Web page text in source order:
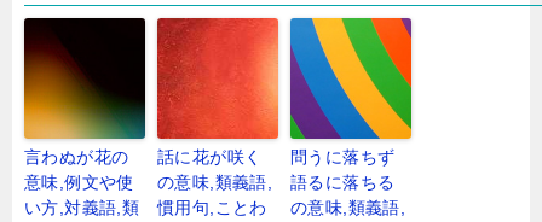
言わぬが花の
意味,例文や使
い方,対義語,類
話に花が咲く
の意味,類義語,
慣用句,ことわ
問うに落ちず
語るに落ちる
の意味,類義語,